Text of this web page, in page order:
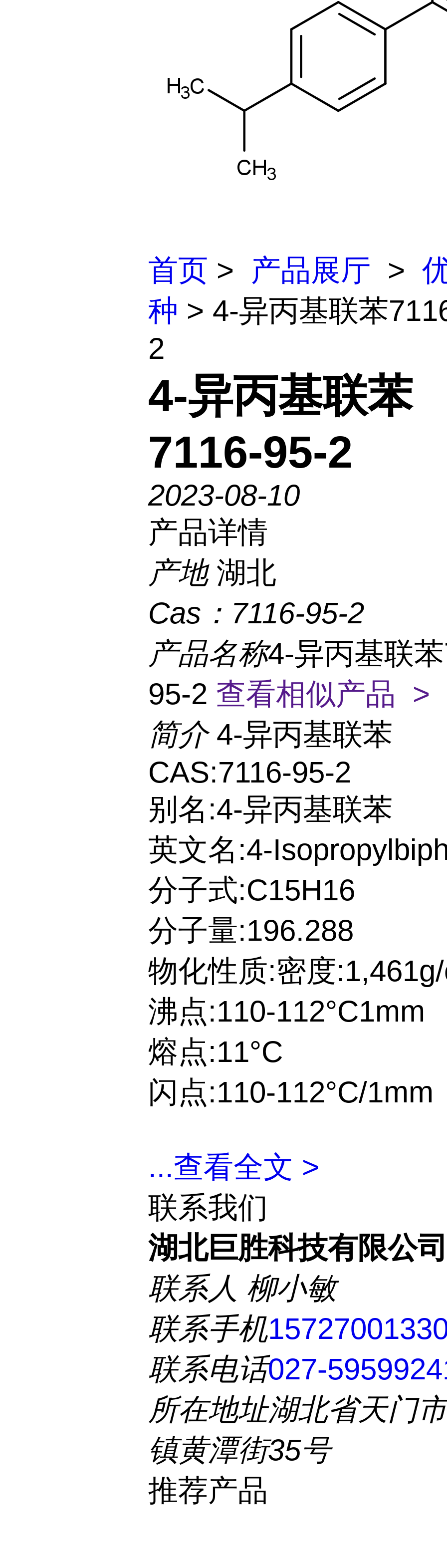
首页 > 产品展厅 >
种 > 4-异丙基联苯
2
4-异丙基联苯
7116-95-2
2023-08-10
产品详情
产地 湖北
Cas： 7116-95-2
产品名称4-异丙基联
95-2 查看相似产品 >
简介 4-异丙基联苯
CAS:7116-95-2
别名:4-异丙基联苯
英文名:4-
分子式:C15H16
分子量:196.288
物化性质:密度
沸点:110-112°C1mm
熔点:11°C
闪点:110-112°C/1mm
...查看全文 >
联系我们
湖北巨胜科技有限公司
联系人 柳小敏
联系手机
联系电话027-
所在地址湖北省天门
镇黄潭街35号
推荐产品